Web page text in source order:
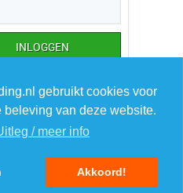
gebruikt cookies voor
beleving van deze website.
/ meer info
Akkoord!
TOP 5 AANBIEDINGEN
NZA polo Hawera
Suitableshop
Hi Dutch Oven set